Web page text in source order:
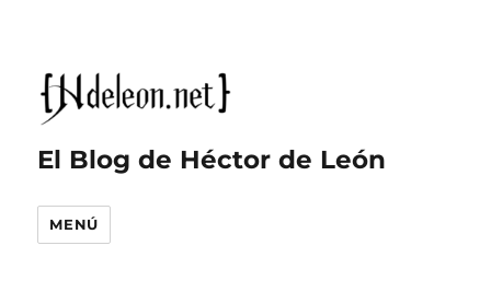
El Blog de Héctor de León
MENÚ